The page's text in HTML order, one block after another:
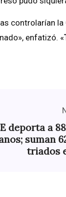
controlarían la
enfatizó. «
deporta a
suman
triados